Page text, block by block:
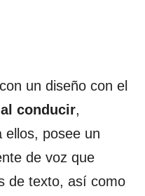
un diseño con el
conducir,
ellos, posee un
de voz que
de texto, así como